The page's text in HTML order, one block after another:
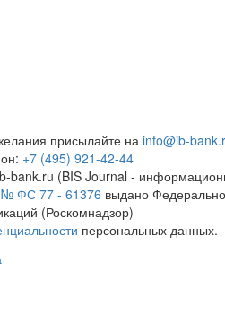
присылайте наinfo@ib-
+7 (495) 921-42-44
bank.ru (BIS Journal -
№ ФС 77 - 61376 выдано
(Роскомнадзор)
персональных данных.